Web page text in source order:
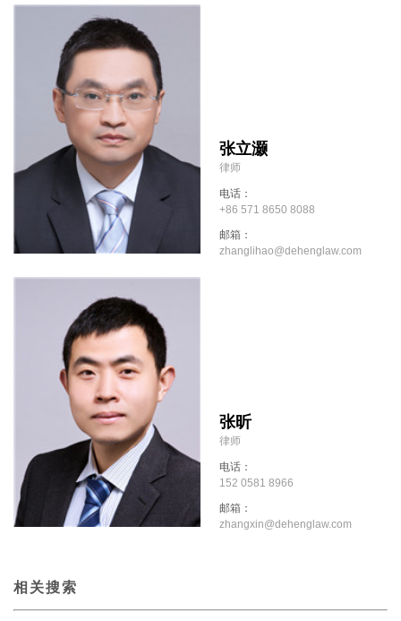
张立灏
律师
电话：
+86 571 8650 8088
邮箱：
zhanglihao@dehenglaw.com
张昕
律师
电话：
152 0581 8966
邮箱：
zhangxin@dehenglaw.com
相关搜索